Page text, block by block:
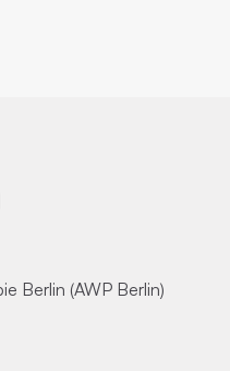
Berlin (AWP Berlin)